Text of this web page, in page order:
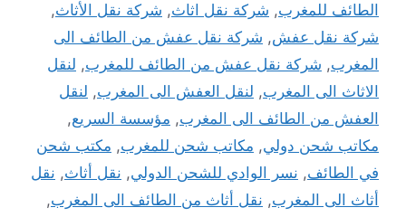
الطائف للمغرب, شركة نقل اثاث, شركة نقل الأثاث,
شركة نقل عفش, شركة نقل عفش من الطائف الى
المغرب, شركة نقل عفش من الطائف للمغرب, لنقل
الاثاث الى المغرب, لنقل العفش الى المغرب, لنقل
العفش من الطائف الى المغرب, مؤسسة السريع,
مكاتب شحن دولي, مكاتب شحن للمغرب, مكتب شحن
في الطائف, نسر الوادي للشحن الدولي, نقل أثاث, نقل
أثاث الى المغرب, نقل أثاث من الطائف الى المغرب,